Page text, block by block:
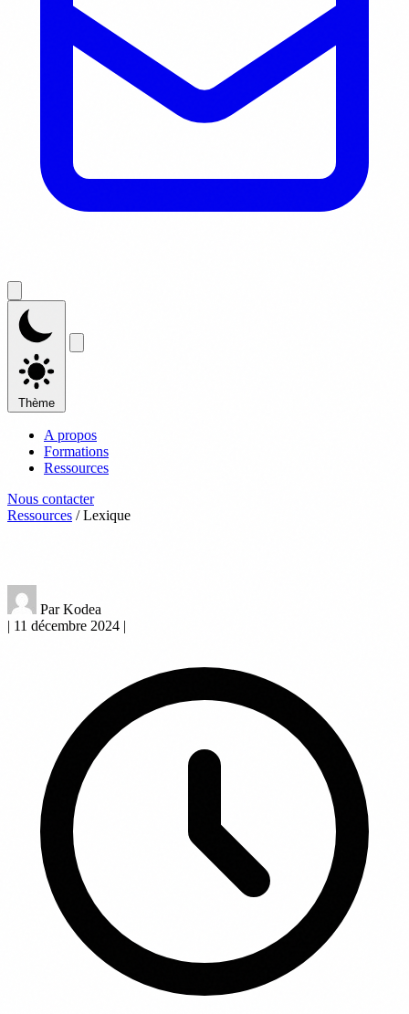
Thème
A propos
Formations
Ressources
Nous contacter
Ressources / Lexique
Par Kodea
| 11 décembre 2024 |